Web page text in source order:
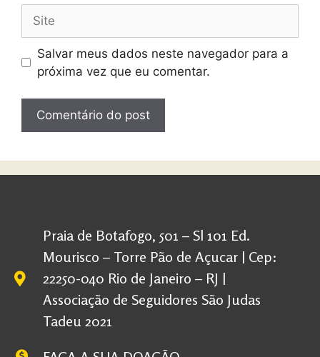
Salvar meus dados neste navegador para a
próxima vez que eu comentar.
Praia de Botafogo, 501 – Sl 101 Ed.
Mourisco – Torre Pão de Açucar | Cep:
22250-040 Rio de Janeiro – RJ |
Associação de Seguidores São Judas
Tadeu 2021